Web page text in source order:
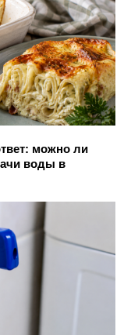
можно ли
воды в